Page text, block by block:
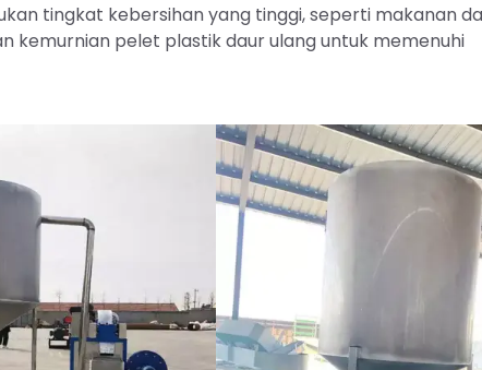
tingkat kebersihan yang tinggi, seperti makanan
kemurnian pelet plastik daur ulang untuk memenuhi